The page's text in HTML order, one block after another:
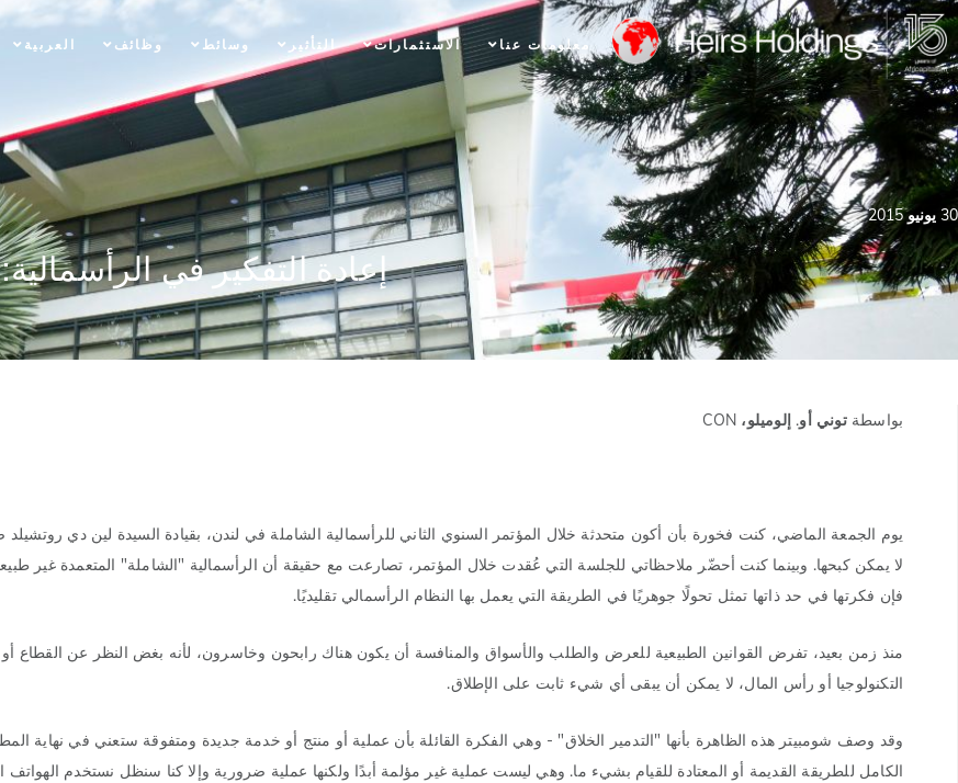
معلومات عنا الاستثمارات التأثير وسائط وظائف العربية
30 يونيو 2015
إعادة التفكير في
بواسطةتوني أو. إلوميلو، CON
يوم الجمعة الماضي، كنت فخورة بأن أكون متحدثة خلال المؤتمر السنوي الثاني للرأسمالية الشاملة في لندن، بقيادة السيدة لين دي روتشيلد
لا يمكن كبحها. وبينما كنت أحضّر ملاحظاتي للجلسة التي عُقدت خلال المؤتمر، تصارعت مع حقيقة أن الرأسمالية "الشاملة" المتعمدة غير
فإن فكرتها في حد ذاتها تمثل تحولًا جوهريًا في الطريقة التي يعمل بها النظام الرأسمالي تقليديًا.
منذ زمن بعيد، تفرض القوانين الطبيعية للعرض والطلب والأسواق والمنافسة أن يكون هناك رابحون وخاسرون، لأنه بغض النظر عن القطاع أو
التكنولوجيا أو رأس المال، لا يمكن أن يبقى أي شيء ثابت على الإطلاق.
وقد وصف شومبيتر هذه الظاهرة بأنها "التدمير الخلاق" - وهي الفكرة القائلة بأن عملية أو منتج أو خدمة جديدة ومتفوقة ستعني في نهاية
الكامل للطريقة القديمة أو المعتادة للقيام بشيء ما. وهي ليست عملية غير مؤلمة أبدًا ولكنها عملية ضرورية وإلا كنا سنظل نستخدم الهواتف